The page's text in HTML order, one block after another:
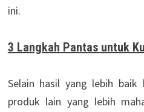
ini.
3 Langkah Pantas untuk
Selain hasil yang lebih baik
produk lain yang lebih